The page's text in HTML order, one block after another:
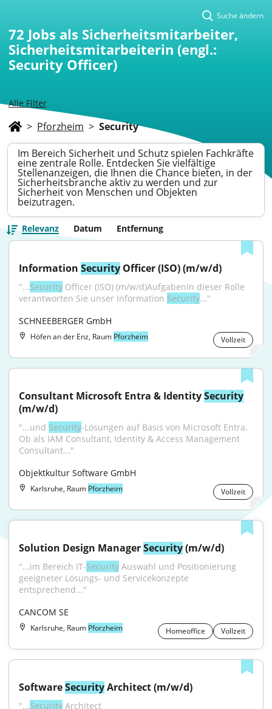
Alle Filter
Suche ändern
72 Jobs als Sicherheitsmitarbeiter,
Sicherheitsmitarbeiterin (engl.:
Security Officer)
> Pforzheim > Security
Im Bereich Sicherheit und Schutz spielen Fachkräfte
eine zentrale Rolle. Entdecken Sie vielfältige
Stellenanzeigen, die Ihnen die Chance bieten, in der
Sicherheitsbranche aktiv zu werden und zur
Sicherheit von Menschen und Objekten
beizutragen.
Relevanz Datum Entfernung
Information Security Officer (ISO) (m/w/d)
"...Security Officer (ISO) (m/w/d)AufgabenIn dieser Rolle
verantworten Sie unser Information Security..."
SCHNEEBERGER GmbH
Höfen an der Enz, Raum Pforzheim Vollzeit
Consultant Microsoft Entra & Identity Security
(m/w/d)
"...und Security-Lösungen auf Basis von Microsoft Entra.
Ob als IAM Consultant, Identity & Access Management
Consultant..."
Objektkultur Software GmbH
Karlsruhe, Raum Pforzheim Vollzeit
Solution Design Manager Security (m/w/d)
"...im Bereich IT-Security Auswahl und Positionierung
geeigneter Lösungs- und Servicekonzepte
entsprechend..."
CANCOM SE
Karlsruhe, Raum Pforzheim Homeoffice Vollzeit
Software Security Architect (m/w/d)
"...Security Architect